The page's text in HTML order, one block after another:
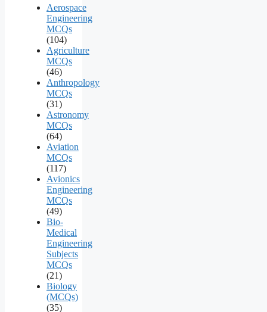
Aerospace
Engineering
MCQs
(104)
Agriculture
MCQs
(46)
Anthropology
MCQs
(31)
Astronomy
MCQs
(64)
Aviation
MCQs
(117)
Avionics
Engineering
MCQs
(49)
Bio-
Medical
Engineering
Subjects
MCQs
(21)
Biology
(MCQs)
(35)